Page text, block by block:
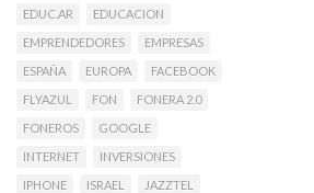
EDUC.AR
EDUCACION
EMPRENDEDORES
EMPRESAS
ESPAÑA
EUROPA
FACEBOOK
FLYAZUL
FON
FONERA 2.0
FONEROS
GOOGLE
INTERNET
INVERSIONES
IPHONE
ISRAEL
JAZZTEL